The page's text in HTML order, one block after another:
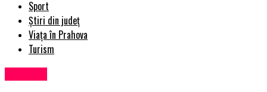
Sport
Știri din județ
Viața în Prahova
Turism